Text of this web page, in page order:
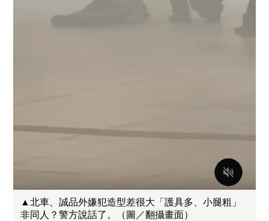
▲北車、誠品外嫌犯造型差很大「護具多、小腿粗」
非同人？警方說話了。（圖／翻攝畫面）